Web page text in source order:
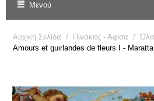
Μενού
Αρχική Σελίδα / Πίνακας - Αφίσα /
Amours et guirlandes de fleurs I -